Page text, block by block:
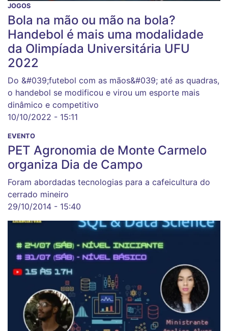
JOGOS
Bola na mão ou mão na bola?
Handebol é mais uma modalidade
da Olimpíada Universitária UFU
2022
Do &#039;futebol com as mãos&#039; até as quadras,
o handebol se modificou e virou um esporte mais
dinâmico e competitivo
10/10/2022 - 15:11
EVENTO
PET Agronomia de Monte Carmelo
organiza Dia de Campo
Foram abordadas tecnologias para a cafeicultura do
cerrado mineiro
29/10/2014 - 15:40